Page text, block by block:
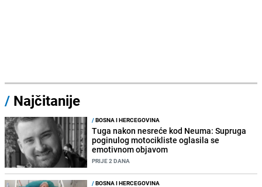
/ Najčitanije
/BOSNA I HERCEGOVINA
Tuga nakon nesreće kod Neuma: Supruga
poginulog motocikliste oglasila se
emotivnom objavom
PRIJE 2 DANA
/BOSNA I HERCEGOVINA